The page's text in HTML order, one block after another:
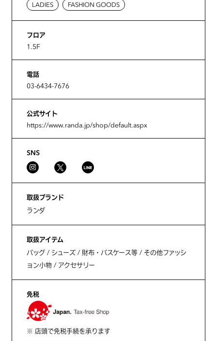
LADIES FASHION GOODS
フロア
1.5F
電話
03-6434-7676
公式サイト
https://www.randa.jp/shop/default.aspx
SNS
取扱ブランド
ランダ
取扱アイテム
バッグ / シューズ / 財布・パスケース等 / その他ファッシ
ョン小物 / アクセサリー
免税
※ 店頭で免税手続を承ります